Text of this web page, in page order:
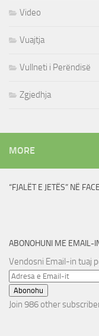
Video
Vuajtja
Vullneti i Perëndisë
Zgjedhja
MORE
“FJALËT E JETËS” NË
ABONOHUNI ME EMAIL-
Vendosni Email-in tuaj
Adresa
e
Email-
Abonohu
Join 986 other